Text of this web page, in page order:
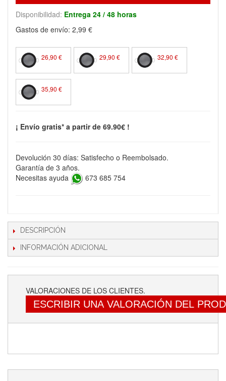
Disponibilidad: Entrega 24 / 48 horas
Gastos de envío: 2,99 €
26,90 € 29,90 € 32,90 €
35,90 €
¡ Envío gratis* a partir de 69.90€ !
Devolución 30 días: Satisfecho o Reembolsado.
Garantía de 3 años.
Necesitas ayuda
673 685 754
DESCRIPCIÓN
INFORMACIÓN ADICIONAL
VALORACIONES DE LOS CLIENTES.
ESCRIBIR UNA VALORACIÓN DEL